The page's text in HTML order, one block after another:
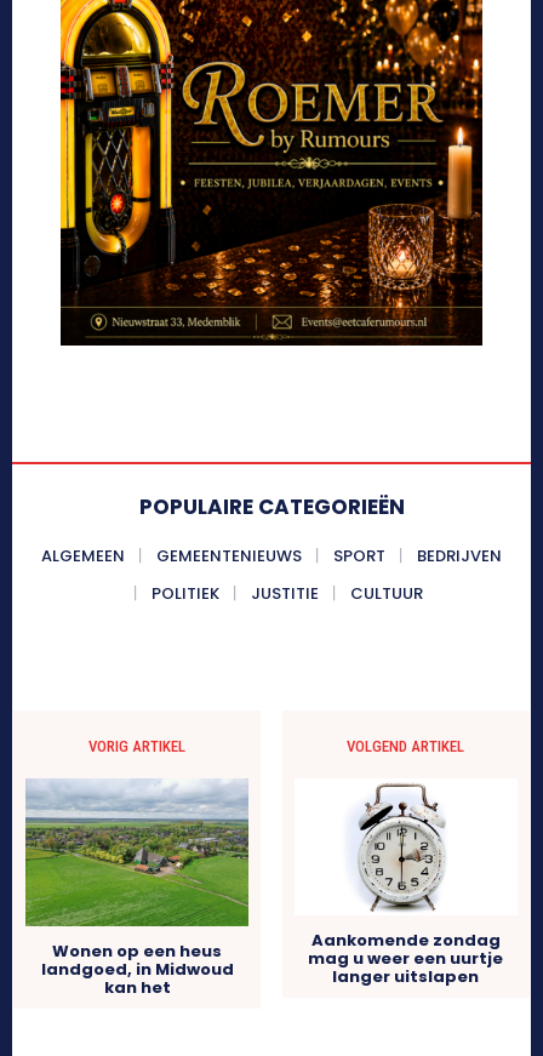
POPULAIRE CATEGORIEËN
ALGEMEEN GEMEENTENIEUWS SPORT
BEDRIJVEN
POLITIEK
JUSTITIE CULTUUR
VORIG ARTIKEL
Wonen op een heus
landgoed, in Midwoud
kan het
VOLGEND ARTIKEL
Aankomende zondag
mag u weer een uurtje
langer uitslapen